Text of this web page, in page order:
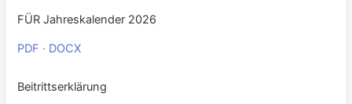
FÜR Jahreskalender 2026
PDF · DOCX
Beitrittserklärung